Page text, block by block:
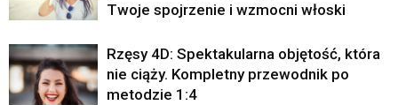
Twoje spojrzenie i wzmocni włoski
Rzęsy 4D: Spektakularna objętość, która
nie ciąży. Kompletny przewodnik po
metodzie 1:4